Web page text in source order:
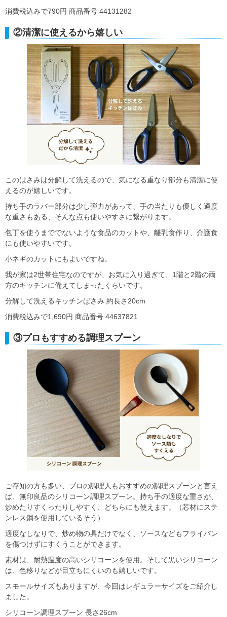
消費税込みで790円 商品番号 44131282
②清潔に使えるから嬉しい
このはさみは分解して洗えるので、気になる重なり部分も清潔に使
えるのが嬉しいです。
持ち手のラバー部分は少し弾力があって、手の当たりも優しく適度
な重さもある、そんな点も使いやすさに繋がります。
包丁を使うまででないような食品のカットや、離乳食作り、介護食
にも使いやすいです。
小ネギのカットにもよいですね。
我が家は2世帯住宅なのですが、お気に入り過ぎて、1階と2階の両
方のキッチンに備えてしまったくらいです。
分解して洗えるキッチンばさみ 約長さ20cm
消費税込みで1,690円 商品番号 44637821
③プロもすすめる調理スプーン
ご存知の方も多い、プロの調理人もおすすめの調理スプーンと言え
ば、無印良品のシリコーン調理スプーン。持ち手の適度な重さが、
炒めたりすくったりしやすく、どちらにも使えます。（芯材にステ
ンレス鋼を使用しているそう）
適度なしなりで、炒め物の具だけでなく、ソースなどもフライパン
を傷つけずにすくうことができます。
素材は、耐熱温度の高いシリコーンを使用。そして黒いシリコーン
は、色移りなどが目立ちにくいのも嬉しいです。
スモールサイズもありますが、今回はレギュラーサイズをご紹介し
ました。
シリコーン調理スプーン 長さ26cm